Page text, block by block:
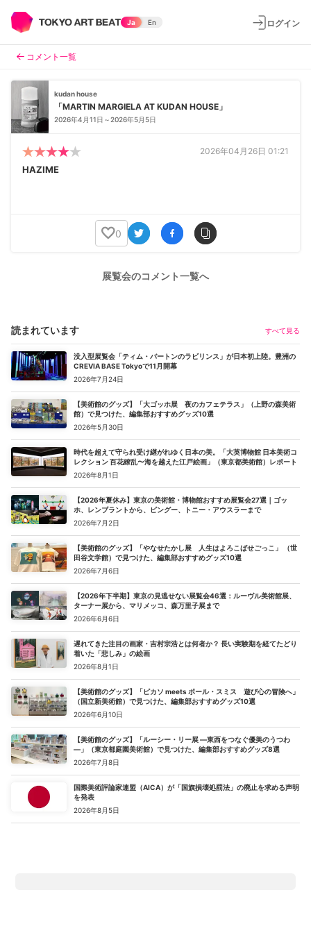
Ja En ログイン
コメント一覧
kudan house
「MARTIN MARGIELA AT KUDAN HOUSE」
2026年4月11日～2026年5月5日
2026年04月26日 01:21
HAZIME
0
展覧会のコメント一覧へ
読まれています すべて見る
没入型展覧会「ティム・バートンのラビリンス」が日本初上陸。豊洲の
CREVIA BASE Tokyoで11月開幕
2026年7月24日
【美術館のグッズ】「大ゴッホ展 夜のカフェテラス」（上野の森美術
館）で見つけた、編集部おすすめグッズ10選
2026年5月30日
時代を超えて守られ受け継がれゆく日本の美。「大英博物館 日本美術コ
レクション 百花繚乱〜海を越えた江戸絵画」（東京都美術館）レポート
2026年8月1日
【2026年夏休み】東京の美術館・博物館おすすめ展覧会27選｜ゴッ
ホ、レンブラントから、ピングー、トニー・アウスラーまで
2026年7月2日
【美術館のグッズ】「やなせたかし展 人生はよろこばせごっこ」 （世
田谷文学館）で見つけた、編集部おすすめグッズ10選
2026年7月6日
【2026年下半期】東京の見逃せない展覧会46選：ルーヴル美術館展、
ターナー展から、マリメッコ、森万里子展まで
2026年6月6日
遅れてきた注目の画家・吉村宗浩とは何者か？ 長い実験期を経てたどり
着いた「悲しみ」の絵画
2026年8月1日
【美術館のグッズ】「ピカソ meets ポール・スミス 遊び心の冒険へ」
（国立新美術館）で見つけた、編集部おすすめグッズ10選
2026年6月10日
【美術館のグッズ】「ルーシー・リー展 ―東西をつなぐ優美のうつわ
―」（東京都庭園美術館）で見つけた、編集部おすすめグッズ8選
2026年7月8日
国際美術評論家連盟（AICA）が「国旗損壊処罰法」の廃止を求める声明
を発表
2026年8月5日